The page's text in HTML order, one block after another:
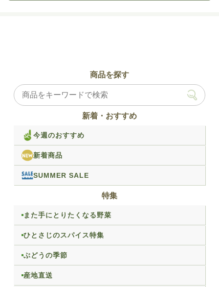
商品を探す
新着・おすすめ
今週のおすすめ
新着商品
SUMMER SALE
特集
また手にとりたくなる野菜
ひとさじのスパイス特集
ぶどうの季節
産地直送